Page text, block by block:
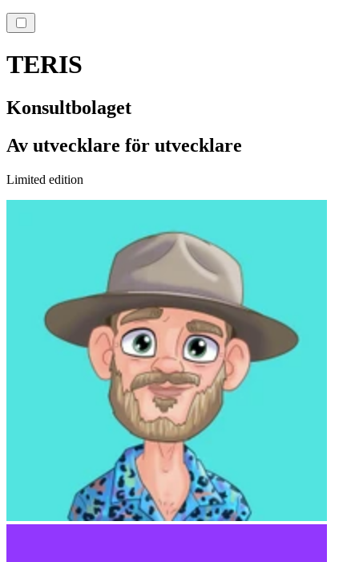
TERIS
Konsultbolaget
Av utvecklare för utvecklare
Limited edition